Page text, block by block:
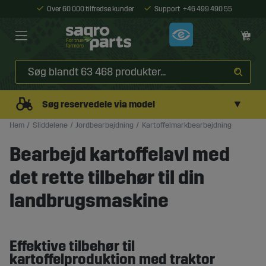
Over 60 000 tilfredse kunder Support +46 499 490 55
Søg reservedele via model ▼
Hem Sliddelene Jordbearbejdning Kartoffelmarkbearbejdning
Bearbejd kartoffelavl med
det rette tilbehør til din
landbrugsmaskine
Effektive tilbehør til
kartoffelproduktion med traktor